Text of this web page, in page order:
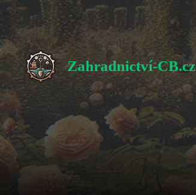
Přeskočit
obsah
Zahradnictví-CB.cz